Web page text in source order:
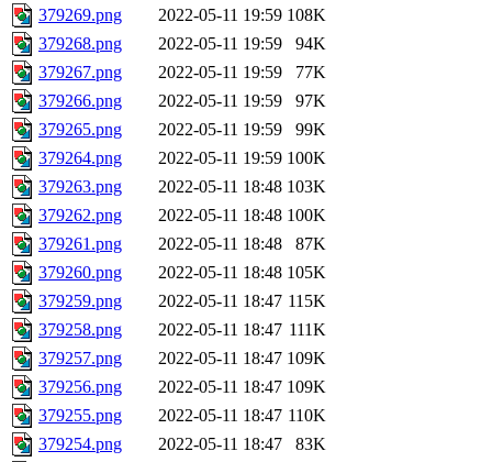
379269.png
2022-05-11 19:59 108K
379268.png
2022-05-11 19:59
94K
379267.png
2022-05-11 19:59
77K
379266.png
2022-05-11 19:59
97K
379265.png
2022-05-11 19:59
99K
379264.png
2022-05-11 19:59 100K
379263.png
2022-05-11 18:48 103K
379262.png
2022-05-11 18:48 100K
379261.png
2022-05-11 18:48
87K
379260.png
2022-05-11 18:48 105K
379259.png
2022-05-11 18:47 115K
379258.png
2022-05-11 18:47 111K
379257.png
2022-05-11 18:47 109K
379256.png
2022-05-11 18:47 109K
379255.png
2022-05-11 18:47 110K
379254.png
2022-05-11 18:47
83K